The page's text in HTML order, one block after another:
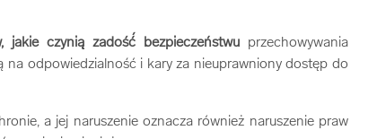
jakie czynią̨ zadość́ bezpieczeństwu przechowywania
odpowiedzialność i kary za nieuprawniony dostęp do
a jej naruszenie oznacza również naruszenie praw